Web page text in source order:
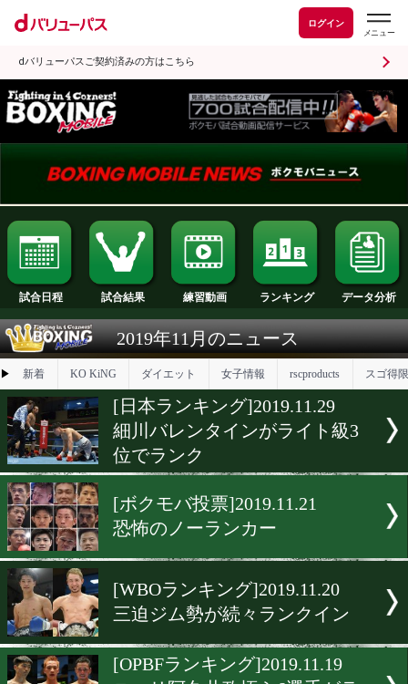
ログイン
dバリューパスご契約済みの方はこちら
試合日程 試合結果 練習動画 ランキング
2019年11月のニュース
▶ 新着 KO KiNG ダイエット
[日本ランキング]2019.11.29
細川バレンタインがライト
[ボクモバ投票]2019.11.21